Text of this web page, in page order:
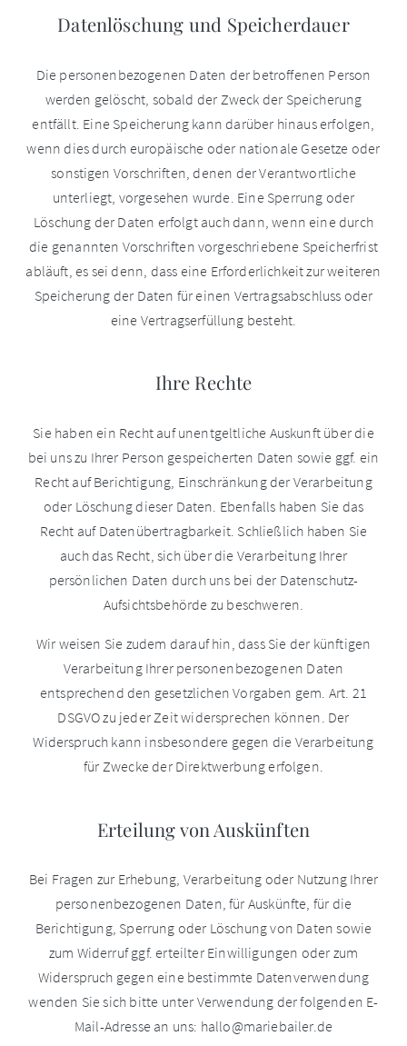
Datenlöschung und Speicherdauer
Die personenbezogenen Daten der betroffenen Person
werden gelöscht, sobald der Zweck der Speicherung
entfällt. Eine Speicherung kann darüber hinaus erfolgen,
wenn dies durch europäische oder nationale Gesetze oder
sonstigen Vorschriften, denen der Verantwortliche
unterliegt, vorgesehen wurde. Eine Sperrung oder
Löschung der Daten erfolgt auch dann, wenn eine durch
die genannten Vorschriften vorgeschriebene Speicherfrist
abläuft, es sei denn, dass eine Erforderlichkeit zur weiteren
Speicherung der Daten für einen Vertragsabschluss oder
eine Vertragserfüllung besteht.
Ihre Rechte
Sie haben ein Recht auf unentgeltliche Auskunft über die
bei uns zu Ihrer Person gespeicherten Daten sowie ggf. ein
Recht auf Berichtigung, Einschränkung der Verarbeitung
oder Löschung dieser Daten. Ebenfalls haben Sie das
Recht auf Datenübertragbarkeit. Schließlich haben Sie
auch das Recht, sich über die Verarbeitung Ihrer
persönlichen Daten durch uns bei der Datenschutz-
Aufsichtsbehörde zu beschweren.
Wir weisen Sie zudem darauf hin, dass Sie der künftigen
Verarbeitung Ihrer personenbezogenen Daten
entsprechend den gesetzlichen Vorgaben gem. Art. 21
DSGVO zu jeder Zeit widersprechen können. Der
Widerspruch kann insbesondere gegen die Verarbeitung
für Zwecke der Direktwerbung erfolgen.
Erteilung von Auskünften
Bei Fragen zur Erhebung, Verarbeitung oder Nutzung Ihrer
personenbezogenen Daten, für Auskünfte, für die
Berichtigung, Sperrung oder Löschung von Daten sowie
zum Widerruf ggf. erteilter Einwilligungen oder zum
Widerspruch gegen eine bestimmte Datenverwendung
wenden Sie sich bitte unter Verwendung der folgenden E-
Mail-Adresse an uns: hallo@mariebailer.de